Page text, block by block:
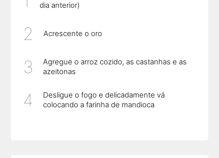
dia anterior)
Acrescente o oro
Agregue o arroz cozido, as castanhas e as
azeitonas
Desligue o fogo e delicadamente vá
colocando a farinha de mandioca